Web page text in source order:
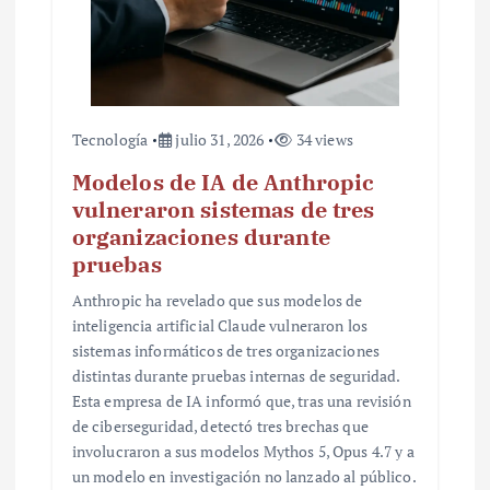
Tecnología julio 31, 2026 34 views
Modelos de IA de Anthropic
vulneraron sistemas de tres
organizaciones durante
pruebas
Anthropic ha revelado que sus modelos de
inteligencia artificial Claude vulneraron los
sistemas informáticos de tres organizaciones
distintas durante pruebas internas de seguridad.
Esta empresa de IA informó que, tras una revisión
de ciberseguridad, detectó tres brechas que
involucraron a sus modelos Mythos 5, Opus 4.7 y a
un modelo en investigación no lanzado al público.